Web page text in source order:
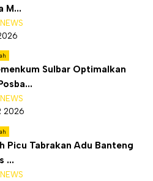
M...
Sulbar Optimalkan
2026
Picu Tabrakan Adu Banteng
...